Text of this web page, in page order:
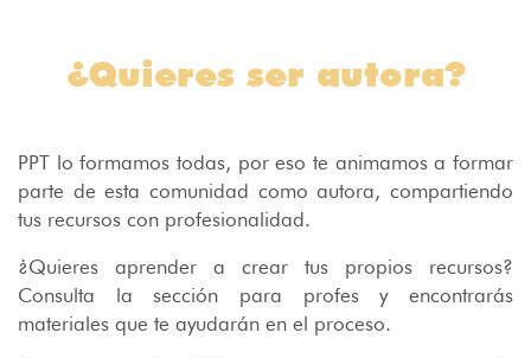
¿Quieres ser autora?
PPT lo formamos todas, por eso te animamos a formar
parte de esta comunidad como autora, compartiendo
tus recursos con profesionalidad.
¿Quieres aprender a crear tus propios recursos?
Consulta la sección para profes y encontrarás
materiales que te ayudarán en el proceso.